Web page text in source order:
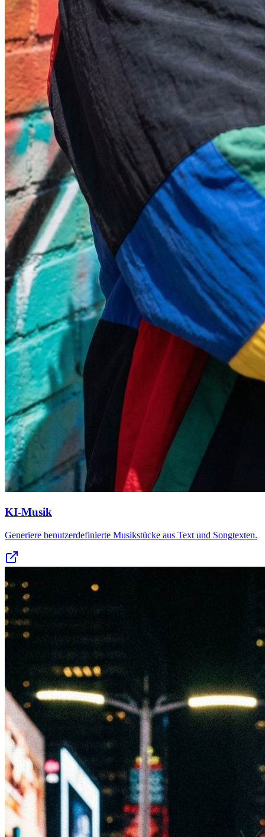
KI-Musik
Generiere benutzerdefinierte Musikstücke aus Text und Songtexten.